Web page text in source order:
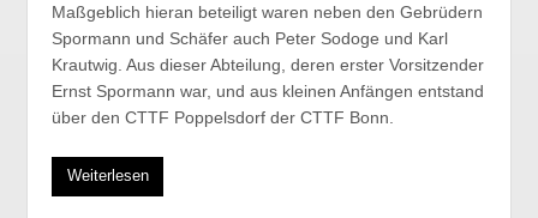
Maßgeblich hieran beteiligt waren neben den Gebrüdern
Spormann und Schäfer auch Peter Sodoge und Karl
Krautwig. Aus dieser Abteilung, deren erster Vorsitzender
Ernst Spormann war, und aus kleinen Anfängen entstand
über den CTTF Poppelsdorf der CTTF Bonn.
Weiterlesen